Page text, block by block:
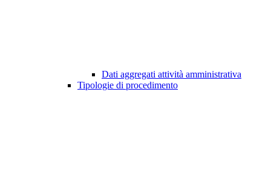
Dati aggregati attività amministrativa
Tipologie di procedimento